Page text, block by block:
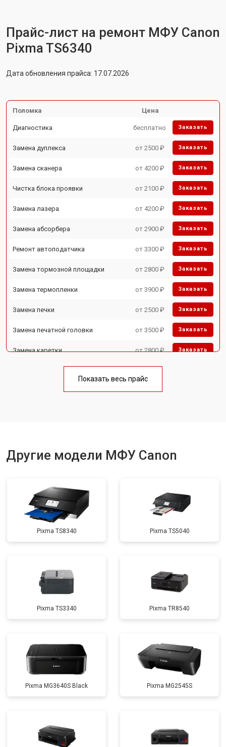
Прайс-лист на ремонт МФУ Canon
Pixma TS6340
Дата обновления прайса: 17.07.2026
Поломка Цена
Диагностика бесплатно Заказать
Замена дуплекса от 2500 ₽ Заказать
Замена сканера от 4200 ₽ Заказать
Чистка блока проявки от 2100 ₽ Заказать
Замена лазера от 4200 ₽ Заказать
Замена абсорбера от 2900 ₽ Заказать
Ремонт автоподатчика от 3300 ₽ Заказать
Замена тормозной площадки от 2800 ₽ Заказать
Замена термопленки от 3900 ₽ Заказать
Замена печки от 2500 ₽ Заказать
Замена печатной головки от 3500 ₽ Заказать
Замена каретки от 2800 ₽ Заказать
Замена блока питания от 2500 ₽
Показать весь прайс
Другие модели МФУ Canon
Pixma TS8340 Pixma TS5040
Pixma TS3340 Pixma TR8540
Pixma MG3640S Black Pixma MG2545S